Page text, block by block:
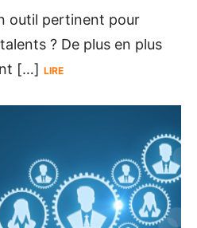
outil pertinent pour
? De plus en plus
[…] LIRE